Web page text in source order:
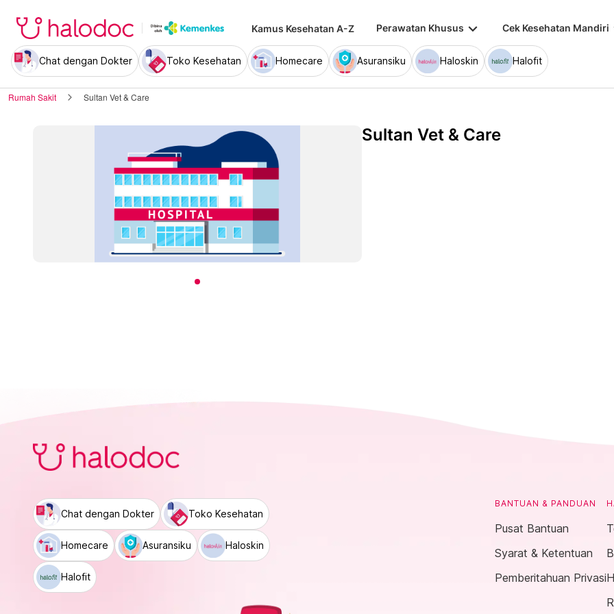
Kamus Kesehatan A-Z Perawatan Khusus keyboard_arrow_down Cek Kesehatan Mandiri
Chat dengan Dokter Toko Kesehatan Homecare Asuransiku Haloskin Halofit
Rumah Sakit Sultan Vet & Care
Sultan Vet & Care
Chat dengan Dokter Toko Kesehatan
Homecare Asuransiku Haloskin
Halofit
BANTUAN & PANDUAN
Pusat Bantuan
Syarat & Ketentuan
Pemberitahuan Privasi